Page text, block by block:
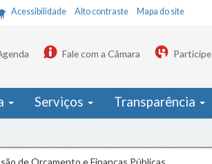
Acessibilidade Alto contraste Mapa do site
Fale com a Câmara Participe
Serviços Transparência
de Orçamento e Finanças Públicas